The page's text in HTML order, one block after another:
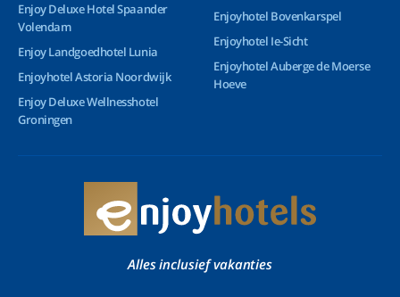
Enjoy Deluxe Hotel Spaander
Volendam
Enjoy Landgoedhotel Lunia
Enjoyhotel Astoria Noordwijk
Enjoy Deluxe Wellnesshotel
Groningen
Enjoyhotel Bovenkarspel
Enjoyhotel Ie-Sicht
Enjoyhotel Auberge de Moerse
Hoeve
Alles inclusief vakanties